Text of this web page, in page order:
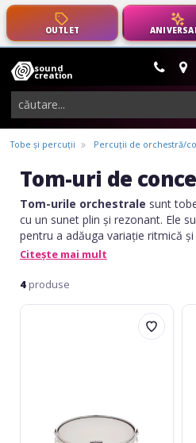
OUTLET
sound
creation
instrumente
muzicale,
echipamente
pro-
audio
Tobe și percuții Percuții de orchestră/
Tom-uri de
Tom-urile orchestrale sunt
cu un sunet plin și rezonant. Ele
pentru a adăuga variație ritmică
puternice și efecte dramatice în
Citește mai mult
4 produse
Yamaha